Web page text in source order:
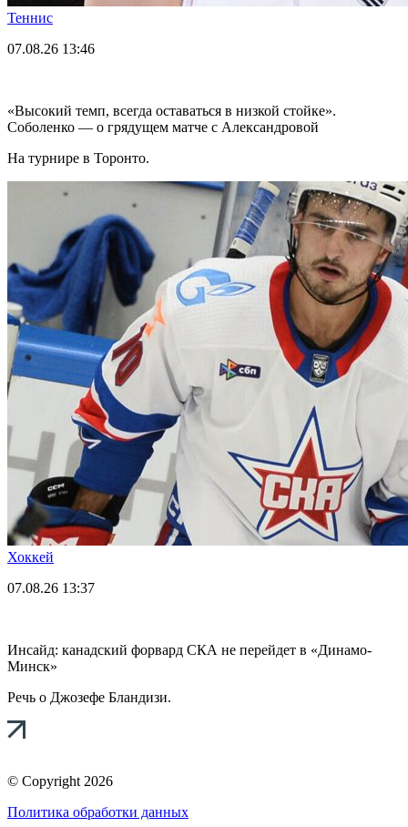
Теннис
07.08.26 13:46
«Высокий темп, всегда оставаться в низкой стойке».
Соболенко — о грядущем матче с Александровой
На турнире в Торонто.
Хоккей
07.08.26 13:37
Инсайд: канадский форвард СКА не перейдет в «Динамо-
Минск»
Речь о Джозефе Бландизи.
© Copyright 2026
Политика обработки данных